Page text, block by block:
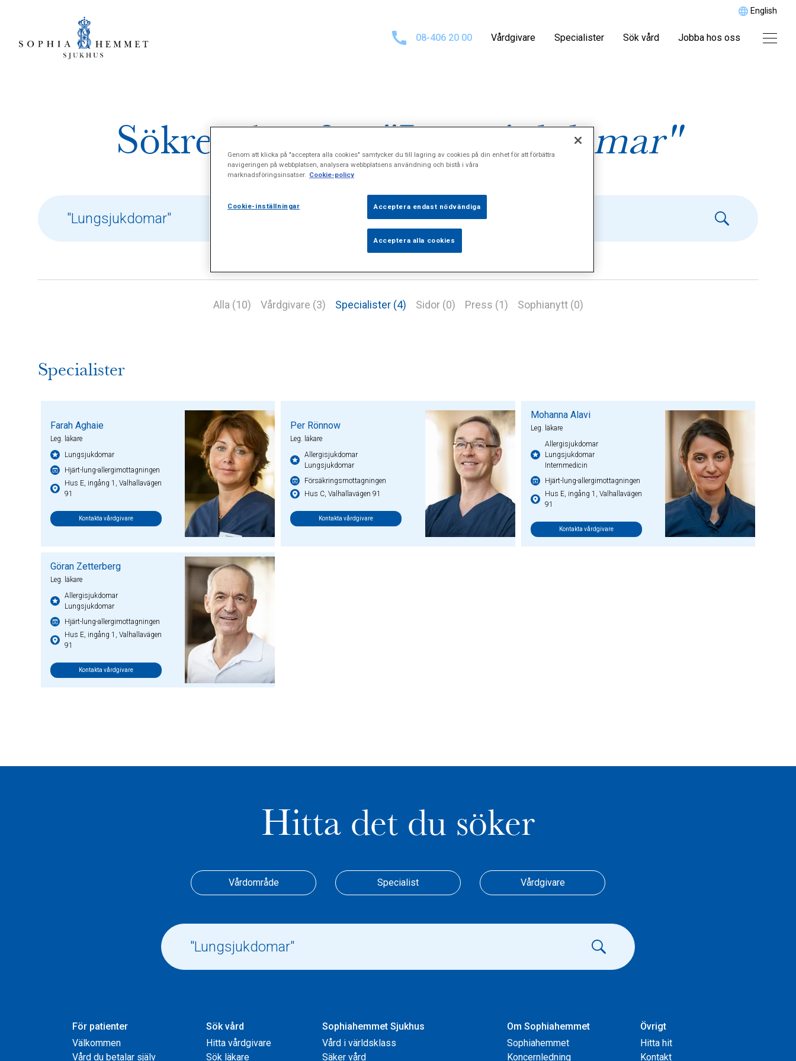
English
08-406 20 00 Vårdgivare Specialister Sök vård Jobba hos oss
Sökresultat för"Lungsjukdomar"
Alla (10) Vårdgivare (3) Specialister (4) Sidor (0) Press (1) Sophianytt (0)
Specialister
Farah Aghaie
Leg. läkare
Lungsjukdomar
Hjärt-lung-allergimottagningen
Hus E, ingång 1, Valhallavägen
91
Kontakta vårdgivare
Per Rönnow
Leg. läkare
Allergisjukdomar
Lungsjukdomar
Försäkringsmottagningen
Hus C, Valhallavägen 91
Kontakta vårdgivare
Mohanna Alavi
Leg. läkare
Allergisjukdomar
Lungsjukdomar
Internmedicin
Hjärt-lung-allergimottagningen
Hus E, ingång 1, Valhallavägen
91
Kontakta vårdgivare
Göran Zetterberg
Leg. läkare
Allergisjukdomar
Lungsjukdomar
Hjärt-lung-allergimottagningen
Hus E, ingång 1, Valhallavägen
91
Kontakta vårdgivare
Hitta det du söker
Vårdområde Specialist Vårdgivare
För patienter
Välkommen
Vård du betalar själv
Sök vård
Hitta vårdgivare
Sök läkare
Sophiahemmet Sjukhus
Vård i världsklass
Säker vård
Om Sophiahemmet
Sophiahemmet
Koncernledning
Övrigt
Hitta hit
Kontakt
Genom att klicka på "acceptera alla cookies" samtycker du till lagring av cookies på din enhet för att förbättra
navigeringen på webbplatsen, analysera webbplatsens användning och bistå i våra
marknadsföringsinsatser. Cookie-policy
Cookie-inställningar Acceptera endast nödvändiga
Acceptera alla cookies